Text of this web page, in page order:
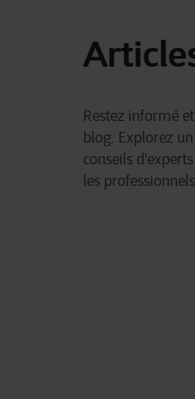
Restez informé
blog. Explorez
conseils
les